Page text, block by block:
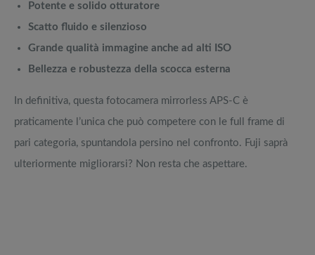
Potente e solido otturatore
Scatto fluido e silenzioso
Grande qualità immagine anche ad alti ISO
Bellezza e robustezza della scocca esterna
In definitiva, questa fotocamera mirrorless APS-C è
praticamente l’unica che può competere con le full frame di
pari categoria, spuntandola persino nel confronto. Fuji saprà
ulteriormente migliorarsi? Non resta che aspettare.